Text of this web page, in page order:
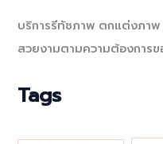
บริการรีทัชภาพ ตกแต่งภา
สวยงามตามความต้องการ
Tags